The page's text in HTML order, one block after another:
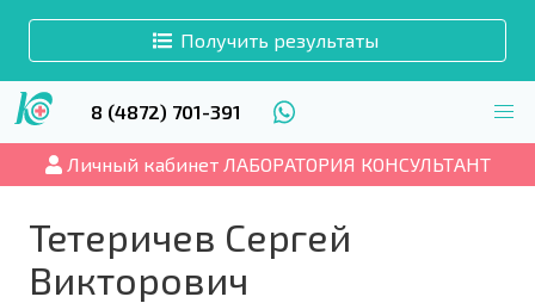
Получить результаты
8 (4872) 701-391
Личный кабинет ЛАБОРАТОРИЯ КОНСУЛЬТАНТ
Тетеричев Сергей
Викторович